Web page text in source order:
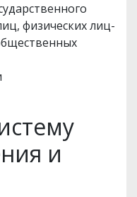
физических лиц-
и